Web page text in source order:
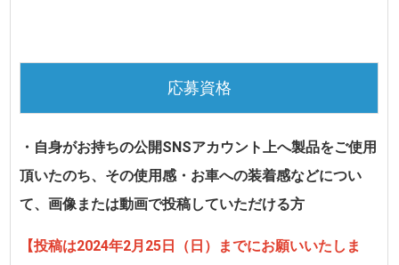
応募資格
・自身がお持ちの公開SNSアカウント上へ製品をご使用
頂いたのち、その使用感・お車への装着感などについ
て、画像または動画で投稿していただける方
【投稿は2024年2月25日（日）までにお願いいたしま